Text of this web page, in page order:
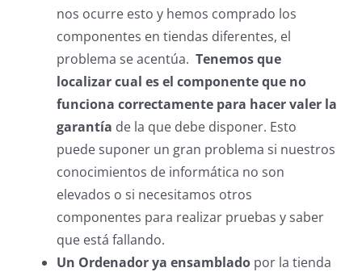
nos ocurre esto y hemos comprado los
componentes en tiendas diferentes, el
problema se acentúa. Tenemos que
localizar cual es el componente que no
funciona correctamente para hacer valer la
garantía de la que debe disponer. Esto
puede suponer un gran problema si nuestros
conocimientos de informática no son
elevados o si necesitamos otros
componentes para realizar pruebas y saber
que está fallando.
Un Ordenador ya ensambladopor la tienda